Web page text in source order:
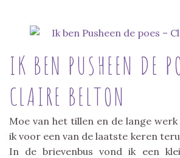
IK BEN PUSHEEN DE
CLAIRE BELTON
Moe van het tillen en de lange werk
ik voor een van de laatste keren
In de brievenbus vond ik een